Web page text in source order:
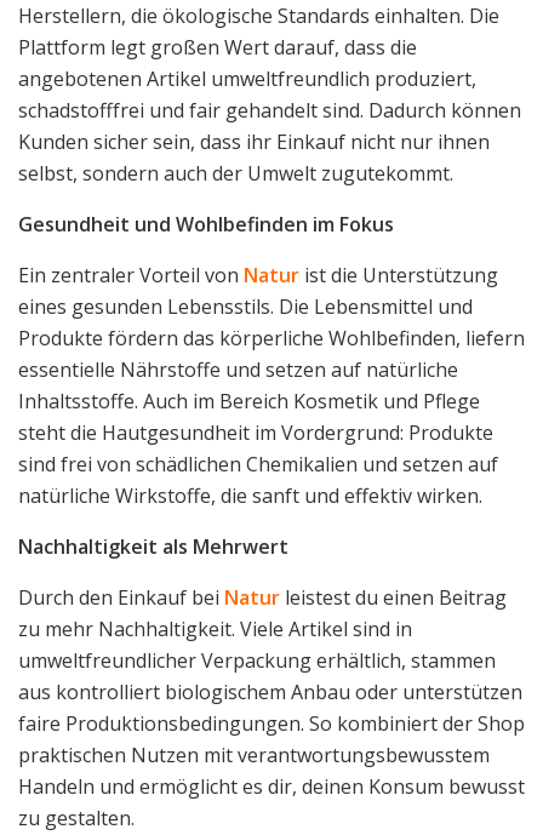
Herstellern, die ökologische Standards einhalten. Die
Plattform legt großen Wert darauf, dass die
angebotenen Artikel umweltfreundlich produziert,
schadstofffrei und fair gehandelt sind. Dadurch können
Kunden sicher sein, dass ihr Einkauf nicht nur ihnen
selbst, sondern auch der Umwelt zugutekommt.
Gesundheit und Wohlbefinden im Fokus
Ein zentraler Vorteil von Natur ist die Unterstützung
eines gesunden Lebensstils. Die Lebensmittel und
Produkte fördern das körperliche Wohlbefinden, liefern
essentielle Nährstoffe und setzen auf natürliche
Inhaltsstoffe. Auch im Bereich Kosmetik und Pflege
steht die Hautgesundheit im Vordergrund: Produkte
sind frei von schädlichen Chemikalien und setzen auf
natürliche Wirkstoffe, die sanft und effektiv wirken.
Nachhaltigkeit als Mehrwert
Durch den Einkauf bei Natur leistest du einen Beitrag
zu mehr Nachhaltigkeit. Viele Artikel sind in
umweltfreundlicher Verpackung erhältlich, stammen
aus kontrolliert biologischem Anbau oder unterstützen
faire Produktionsbedingungen. So kombiniert der Shop
praktischen Nutzen mit verantwortungsbewusstem
Handeln und ermöglicht es dir, deinen Konsum bewusst
zu gestalten.